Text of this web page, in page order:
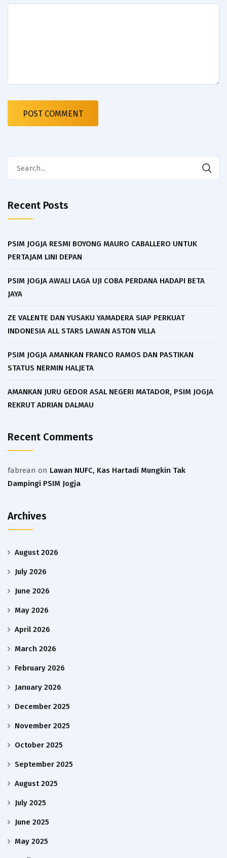
Recent Posts
PSIM JOGJA RESMI BOYONG MAURO CABALLERO UNTUK
PERTAJAM LINI DEPAN
PSIM JOGJA AWALI LAGA UJI COBA PERDANA HADAPI BETA
JAYA
ZE VALENTE DAN YUSAKU YAMADERA SIAP PERKUAT
INDONESIA ALL STARS LAWAN ASTON VILLA
PSIM JOGJA AMANKAN FRANCO RAMOS DAN PASTIKAN
STATUS NERMIN HALJETA
AMANKAN JURU GEDOR ASAL NEGERI MATADOR, PSIM JOGJA
REKRUT ADRIAN DALMAU
Recent Comments
fabrean on Lawan NUFC, Kas Hartadi Mungkin Tak
Dampingi PSIM Jogja
Archives
August 2026
July 2026
June 2026
May 2026
April 2026
March 2026
February 2026
January 2026
December 2025
November 2025
October 2025
September 2025
August 2025
July 2025
June 2025
May 2025